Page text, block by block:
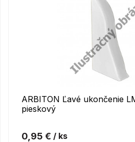
ARBITON Ľavé ukončenie
pieskový
0,95 € / ks